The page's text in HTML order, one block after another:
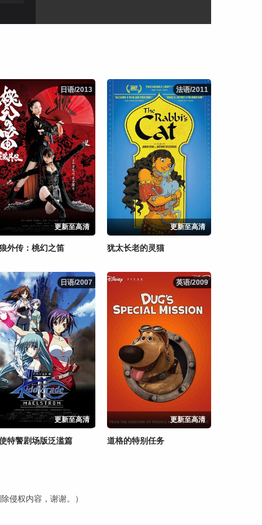
日语/2013
日语/2013
更新至高清
外传：桃幻之笛
法语/2011
法语/2011
更新至高清
犹太长老的灵猫
日语/2007
日语/2007
更新至高清
特警剧场版泛滥篇
英语/2009
英语/2009
更新至高清
道格的特别任务
侵权内容，谢谢。）